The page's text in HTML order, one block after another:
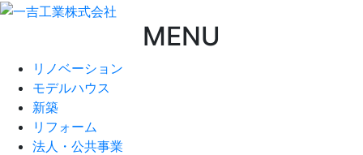
MENU
リノベーション
モデルハウス
新築
リフォーム
法人・公共事業